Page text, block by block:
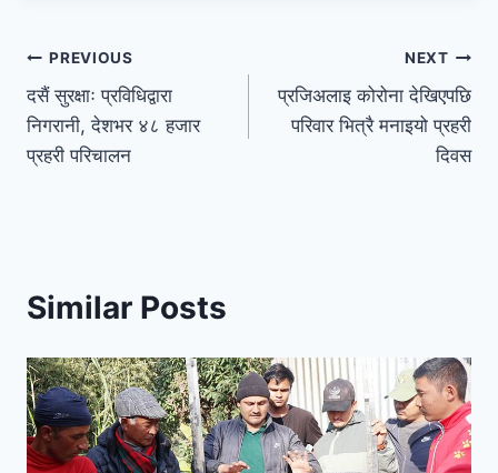
PREVIOUS
दसैं सुरक्षाः प्रविधिद्वारा
निगरानी, देशभर ४८ हजार
प्रहरी परिचालन
NEXT
प्रजिअलाइ कोरोना देखिएपछि
परिवार भित्रै मनाइयो प्रहरी
दिवस
Similar Posts